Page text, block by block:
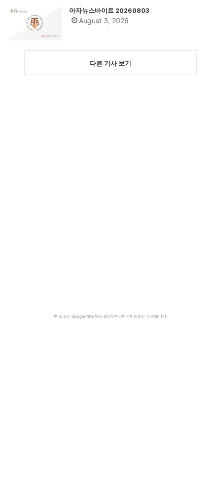
아자뉴스바이트 20260803
August 3, 2026
다른 기사 보기
본 광고는 Google 애드센스 광고이며, 본 사이트와는 무관합니다.